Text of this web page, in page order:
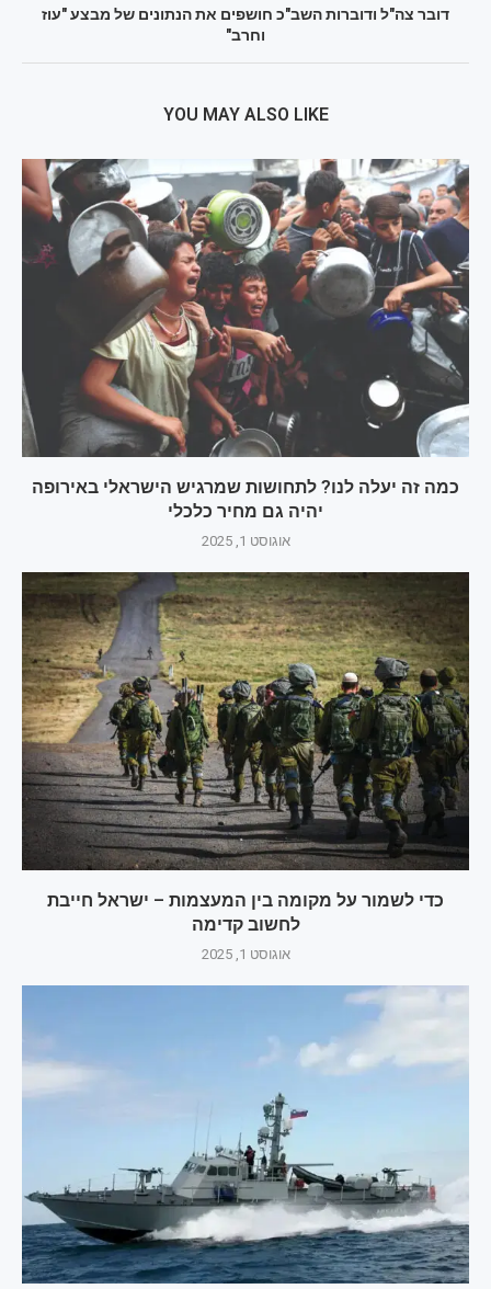
דובר צה"ל ודוברות השב"כ חושפים את הנתונים של מבצע "עוז
וחרב"
YOU MAY ALSO LIKE
כמה זה יעלה לנו? לתחושות שמרגיש הישראלי באירופה
יהיה גם מחיר כלכלי
אוגוסט 1, 2025
כדי לשמור על מקומה בין המעצמות – ישראל חייבת
לחשוב קדימה
אוגוסט 1, 2025